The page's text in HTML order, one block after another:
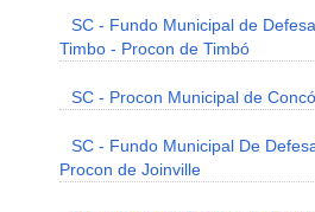
SC - Fundo Municipal de
Timbo - Procon de Timbó
SC - Procon Municipal de
SC - Fundo Municipal De
Procon de Joinville